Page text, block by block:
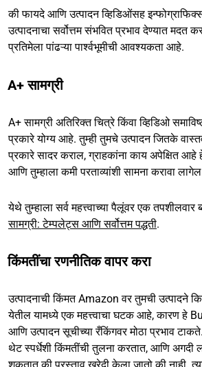
की फायदे आणि उत्पादन व्हिडिओंसह
उत्पादनाचा सर्वोत्तम संभवित प्रभाव देण्यात मदत
प्रतिमेला पांढऱ्या पार्श्वभूमीची आवश्यकता आहे.
A+ सामग्री
A+ सामग्री अतिरिक्त चित्रे किंवा व्हिडिओ
प्रकारे योग्य आहे. तुम्ही तुमचे उत्पादन जितके
प्रकारे सादर कराल, ग्राहकांना काय अपेक्षित
आणि तुम्हाला कमी परताव्यांशी सामना करावा
येथे तुम्हाला सर्व महत्त्वाच्या पैलूंवर एक तपशीलवार
सामग्री: टेम्पलेट्स आणि सर्वोत्तम पद्धती.
किंमतींचा रणनीतिक वापर करा
उत्पादनाची किंमत Amazon वर तुमची उत्पादने
येतील यामध्ये एक महत्त्वाचा घटक आहे, कारण हे
आणि उत्पादन सूचीच्या रँकिंगवर मोठा प्रभाव
थेट स्पर्धेशी किंमतींची तुलना करतात, आणि